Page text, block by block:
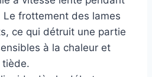
Le frottement des lames
ce qui détruit une partie
à la chaleur et
tiède.